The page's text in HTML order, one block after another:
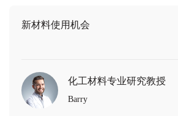
新材料使用机会
化工材料专业研究教授
Barry